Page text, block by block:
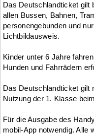
Das Deutschlandticket gilt
allen Bussen, Bahnen,
personengebunden und
Lichtbildausweis.
Kinder unter 6 Jahre
Hunden und Fahrrädern
Das Deutschlandticket gilt
Nutzung der 1. Klasse
Für die Ausgabe des
mobil-App notwendig. Alle